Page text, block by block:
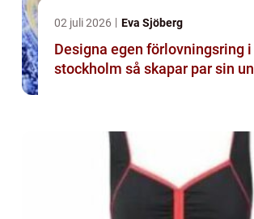
02 juli 2026 Eva Sjöberg
Designa egen förlovningsring i
stockholm så skapar par